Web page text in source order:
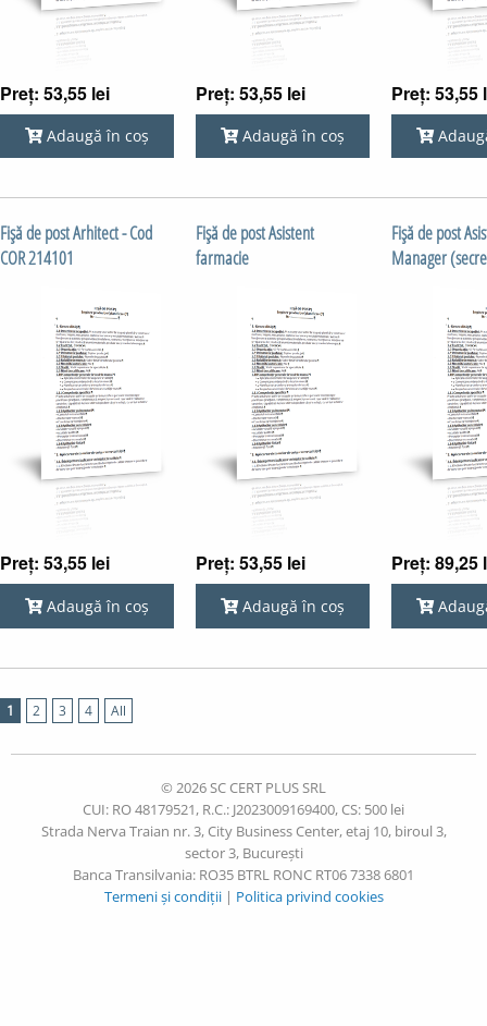
Preț: 53,55 lei
Adaugă în coș
Preț: 53,55 lei
Adaugă în coș
Preț: 53,55
Fişă de post Arhitect - Cod
COR 214101
Preț: 53,55 lei
Adaugă în coș
Fişă de post Asistent
farmacie
Preț: 53,55 lei
Adaugă în coș
Fişă de post
Manager
Preț: 89,25
1 2 3 4 All
© 2026 SC CERT PLUS SRL
CUI: RO 48179521, R.C.: J2023009169400, CS: 500 lei
Strada Nerva Traian nr. 3, City Business Center, etaj 10, biroul 3,
sector 3, București
Banca Transilvania: RO35 BTRL RONC RT06 7338 6801
Termeni și condiții| Politica privind cookies